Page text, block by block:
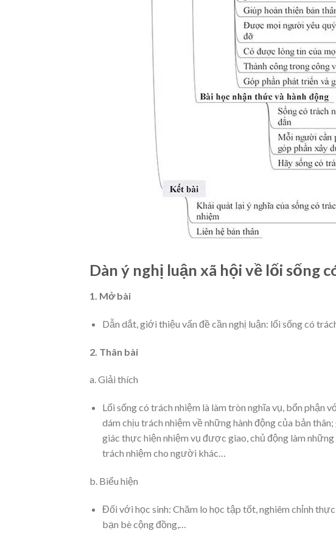
Dàn ý nghị luận xã hội về lối sống
1. Mở bài
Dẫn dắt, giới thiệu vấn đề cần nghị luận: lối sống có
2. Thân bài
a. Giải thích
Lối sống có trách nhiệm là làm tròn nghĩa vụ, bổn phận
dám chịu trách nhiệm về những hành động của bản
giác thực hiện nhiệm vụ được giao, chủ động làm
trách nhiệm cho người khác…
b. Biểu hiện
Đối với học sinh: Chăm lo học tập tốt, nghiêm chỉnh
bạn bè cộng đồng,…